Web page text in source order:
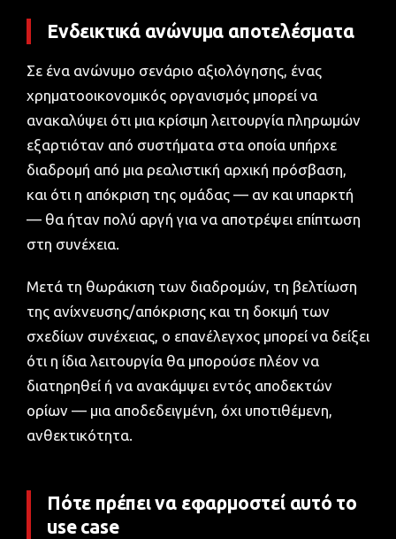
Ενδεικτικά ανώνυμα αποτελέσματα
Σε ένα ανώνυμο σενάριο αξιολόγησης, ένας
χρηματοοικονομικός οργανισμός μπορεί να
ανακαλύψει ότι μια κρίσιμη λειτουργία πληρωμών
εξαρτιόταν από συστήματα στα οποία υπήρχε
διαδρομή από μια ρεαλιστική αρχική πρόσβαση,
και ότι η απόκριση της ομάδας — αν και υπαρκτή
— θα ήταν πολύ αργή για να αποτρέψει επίπτωση
στη συνέχεια.
Μετά τη θωράκιση των διαδρομών, τη βελτίωση
της ανίχνευσης/απόκρισης και τη δοκιμή των
σχεδίων συνέχειας, ο επανέλεγχος μπορεί να δείξει
ότι η ίδια λειτουργία θα μπορούσε πλέον να
διατηρηθεί ή να ανακάμψει εντός αποδεκτών
ορίων — μια αποδεδειγμένη, όχι υποτιθέμενη,
ανθεκτικότητα.
Πότε πρέπει να εφαρμοστεί αυτό το
use case